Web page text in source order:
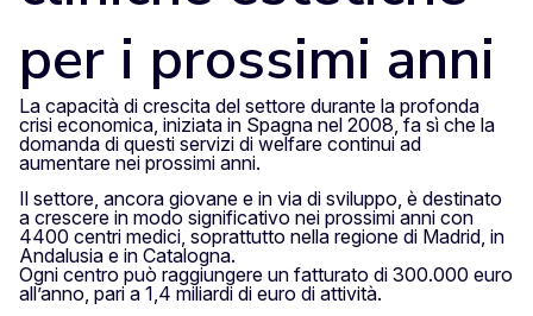
per i prossimi anni
La capacità di crescita del settore durante la profonda
crisi economica, iniziata in Spagna nel 2008, fa sì che la
domanda di questi servizi di welfare continui ad
aumentare nei prossimi anni.
Il settore, ancora giovane e in via di sviluppo, è destinato
a crescere in modo significativo nei prossimi anni con
4400 centri medici, soprattutto nella regione di Madrid, in
Andalusia e in Catalogna.
Ogni centro può raggiungere un fatturato di 300.000 euro
all’anno, pari a 1,4 miliardi di euro di attività.